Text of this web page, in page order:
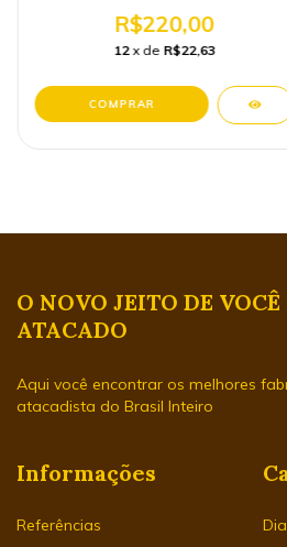
R$220,00
12 x de R$22,63
O NOVO JEITO DE
ATACADO
Aqui você encontrar os melhores
atacadista do Brasil Inteiro
Informações
Referências